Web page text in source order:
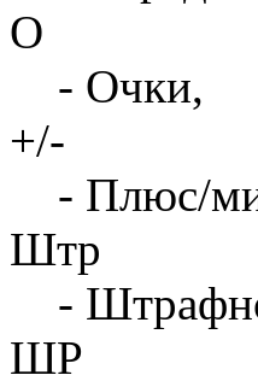
О
- Очки,
+/-
- Плюс/
Штр
-
ШР